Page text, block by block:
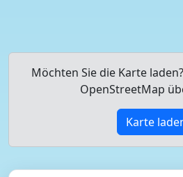
Möchten Sie die Karte
OpenStreetMap
Karte